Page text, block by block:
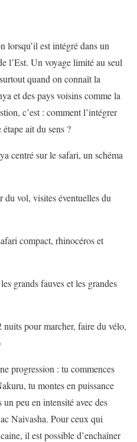
lorsqu’il est intégré dans un
l’Est. Un voyage limité au seul
quand on connaît la
et des pays voisins comme la
c’est : comment l’intégrer
ait du sens ?
centré sur le safari, un schéma
vol, visites éventuelles du
compact, rhinocéros et
grands fauves et les grandes
pour marcher, faire du vélo,
progression : tu commences
tu montes en puissance
peu en intensité avec des
Naivasha. Pour ceux qui
il est possible d’enchaîner